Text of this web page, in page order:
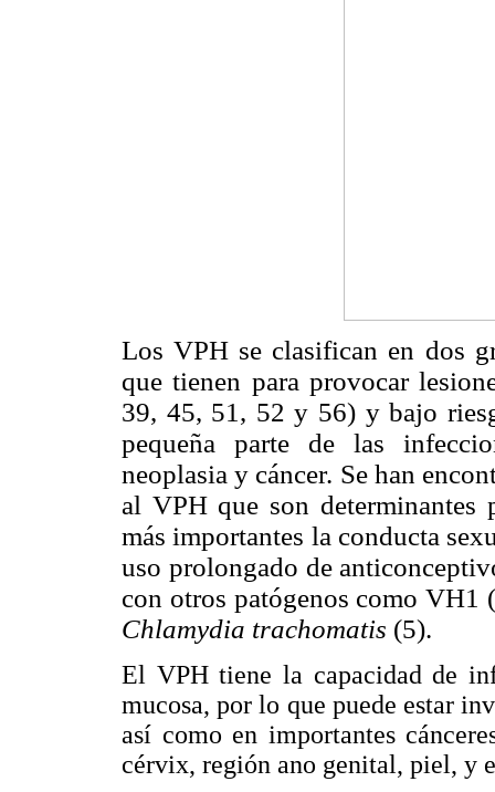
Los VPH se clasifican en dos
que tienen para provocar
39, 45, 51, 52 y 56) y bajo
pequeña parte de las
neoplasia y cáncer. Se han
al VPH que son determinantes
más importantes la conducta
uso prolongado de
con otros patógenos como
Chlamydia trachomatis (5).
El VPH tiene la capacidad de
mucosa, por lo que puede estar
así como en importantes
cérvix, región ano genital, piel, y